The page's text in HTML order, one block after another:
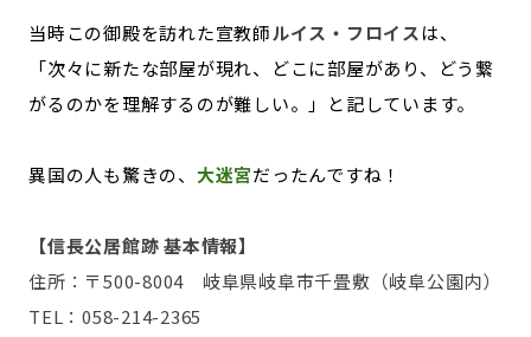
当時この御殿を訪れた宣教師ルイス・フロイスは、
「次々に新たな部屋が現れ、どこに部屋があり、どう繋
がるのかを理解するのが難しい。」と記しています。
異国の人も驚きの、 大迷宮だったんですね！
【信長公居館跡 基本情報】
住所：〒500-8004 岐阜県岐阜市千畳敷（岐阜公園内）
TEL：058-214-2365